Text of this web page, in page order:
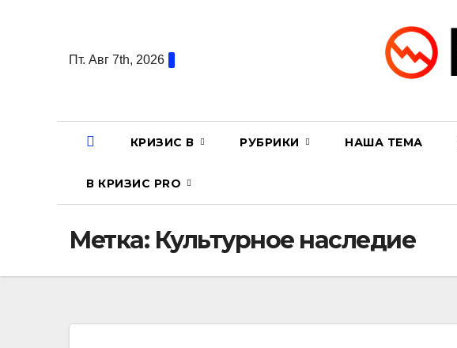
содержаниюПт. Авг 7th, 2026
КРИЗИС В РУБРИКИ НАША ТЕМА
В КРИЗИС PRO
Метка: Культурное наследие